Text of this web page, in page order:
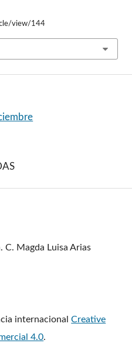
view/144
C. Magda Luisa Arias
internacionalCreative
4.0.